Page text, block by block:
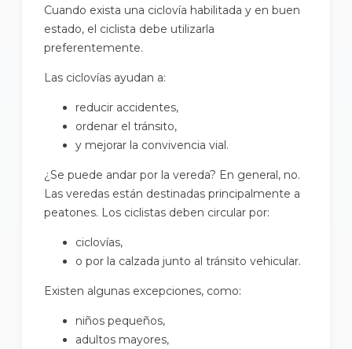
Cuando exista una ciclovía habilitada y en buen
estado, el ciclista debe utilizarla
preferentemente.
Las ciclovías ayudan a:
reducir accidentes,
ordenar el tránsito,
y mejorar la convivencia vial.
¿Se puede andar por la vereda? En general, no.
Las veredas están destinadas principalmente a
peatones. Los ciclistas deben circular por:
ciclovías,
o por la calzada junto al tránsito vehicular.
Existen algunas excepciones, como:
niños pequeños,
adultos mayores,